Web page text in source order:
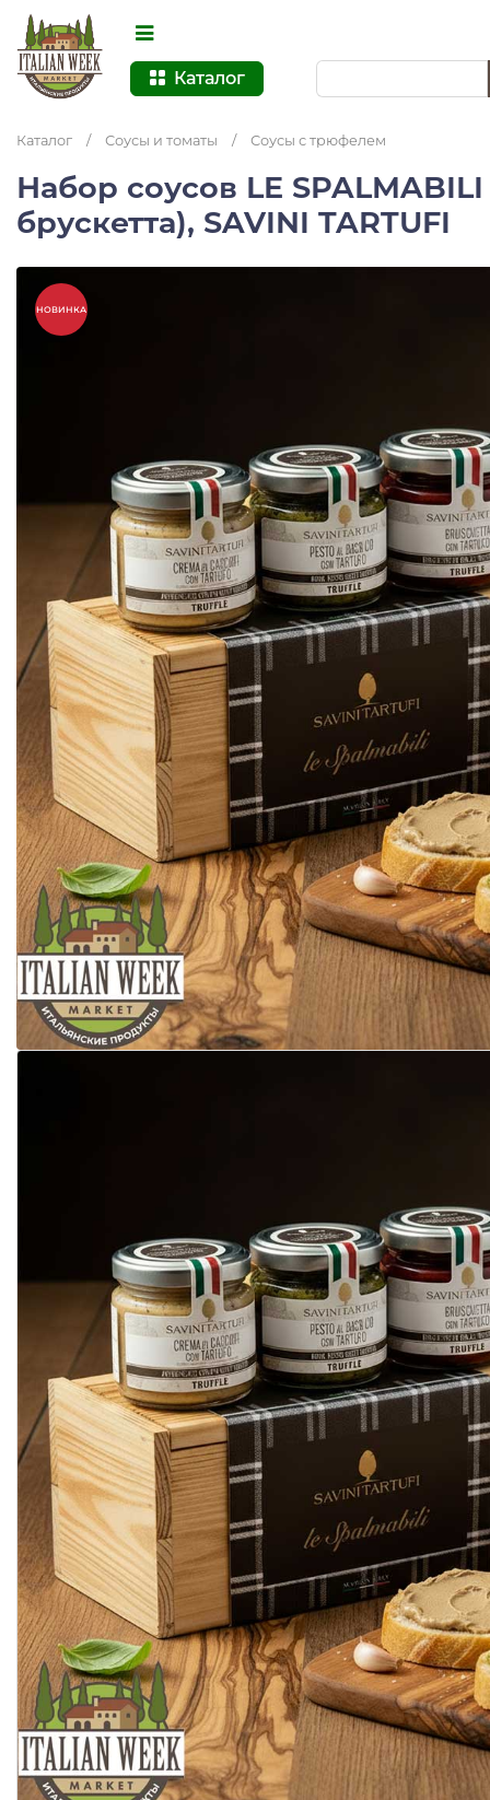
Каталог
Каталог / Соусы и томаты / Соусы с трюфелем
Набор соусов LE
брускетта), SAVINI TARTUFI
НОВИНКА